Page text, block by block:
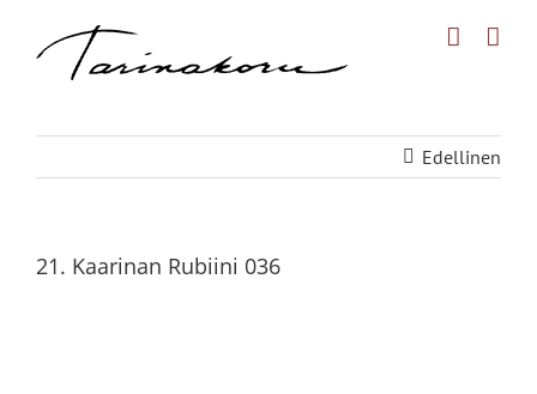
Edellinen
21. Kaarinan Rubiini 036